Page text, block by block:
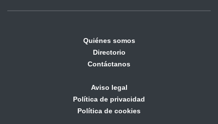
Quiénes somos
Directorio
Contáctanos
Aviso legal
Política de privacidad
Política de cookies